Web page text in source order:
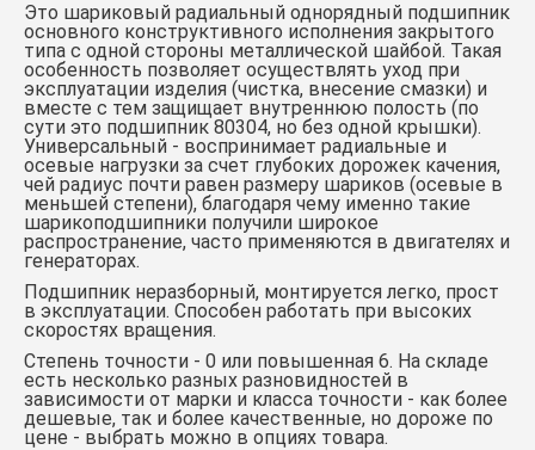
Это шариковый радиальный однорядный подшипник
основного конструктивного исполнения закрытого
типа с одной стороны металлической шайбой. Такая
особенность позволяет осуществлять уход при
эксплуатации изделия (чистка, внесение смазки) и
вместе с тем защищает внутреннюю полость (по
сути это подшипник 80304, но без одной крышки).
Универсальный - воспринимает радиальные и
осевые нагрузки за счет глубоких дорожек качения,
чей радиус почти равен размеру шариков (осевые в
меньшей степени), благодаря чему именно такие
шарикоподшипники получили широкое
распространение, часто применяются в двигателях и
генераторах.
Подшипник неразборный, монтируется легко, прост
в эксплуатации. Способен работать при высоких
скоростях вращения.
Степень точности - 0 или повышенная 6. На складе
есть несколько разных разновидностей в
зависимости от марки и класса точности - как более
дешевые, так и более качественные, но дороже по
цене - выбрать можно в опциях товара.